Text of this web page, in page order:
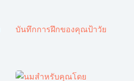
บันทึกการฝึกของคุณป้าวัย